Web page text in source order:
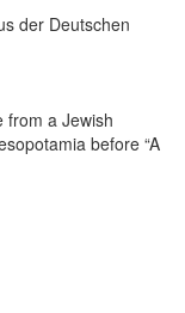
der Deutschen
from a Jewish
before “A